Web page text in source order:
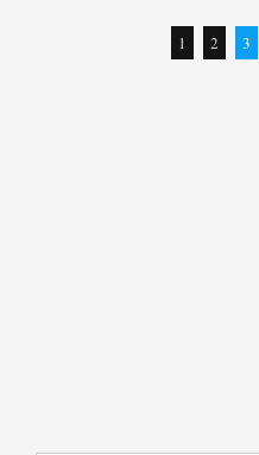
1 2 3